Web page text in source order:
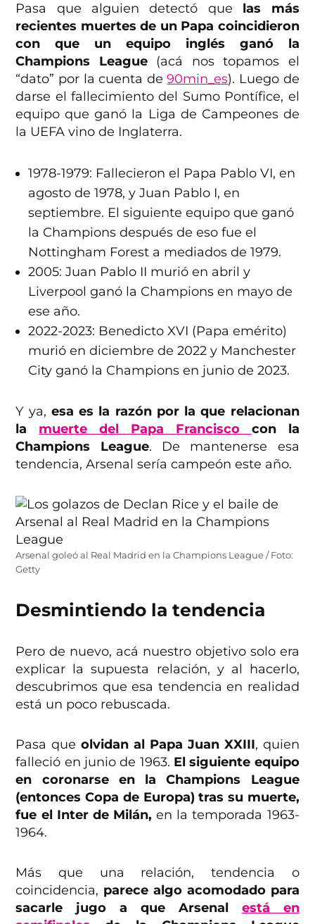
Pasa que alguien detectó que las más
recientes muertes de un Papa coincidieron
con que un equipo inglés ganó la
Champions League(acá nos topamos el
“dato” por la cuenta de90min_es). Luego de
darse el fallecimiento del Sumo Pontífice, el
equipo que ganó la Liga de Campeones de
la UEFA vino de Inglaterra.
1978-1979: Fallecieron el Papa Pablo VI, en
agosto de 1978, y Juan Pablo I, en
septiembre. El siguiente equipo que ganó
la Champions después de eso fue el
Nottingham Forest a mediados de 1979.
2005: Juan Pablo II murió en abril y
Liverpool ganó la Champions en mayo de
ese año.
2022-2023: Benedicto XVI (Papa emérito)
murió en diciembre de 2022 y Manchester
City ganó la Champions en junio de 2023.
Y ya, esa es la razón por la que relacionan
la muerte del Papa Francisco con la
Champions League. De mantenerse esa
tendencia, Arsenal sería campeón este año.
Arsenal goleó al Real Madrid en la Champions League / Foto:
Getty
Desmintiendo la tendencia
Pero de nuevo, acá nuestro objetivo solo era
explicar la supuesta relación, y al hacerlo,
descubrimos que esa tendencia en realidad
está un poco rebuscada.
Pasa queolvidan al Papa Juan XXIII, quien
falleció en junio de 1963. El siguiente equipo
en coronarse en la Champions League
(entonces Copa de Europa) tras su muerte,
fue el Inter de Milán,en la temporada 1963-
1964.
Más que una relación, tendencia o
coincidencia, parece algo acomodado para
sacarle jugo a que Arsenal está en